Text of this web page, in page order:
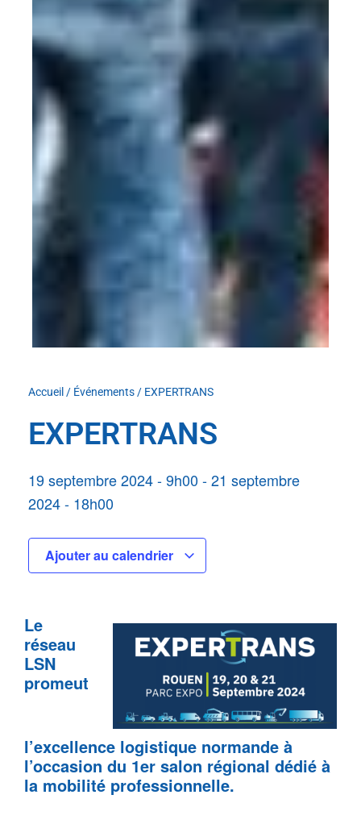
Accueil / Événements / EXPERTRANS
EXPERTRANS
19 septembre 2024-9h00-21 septembre
2024- 18h00
Ajouter au calendrier
Le
réseau
LSN
promeut
l’excellence logistique normande à
l’occasion du 1er salon régional dédié à
la mobilité professionnelle.